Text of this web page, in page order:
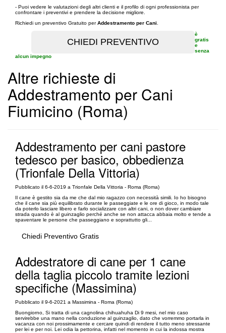
- Puoi vedere le valutazioni degli altri clienti e il profilo di ogni professionista per
confrontare i preventivi e prendere la decisione migliore.
Richiedi un preventivo Gratuito perAddestramento per Cani
è
gratis
e
senza
alcun impegno
Altre richieste di
Addestramento per Cani
Fiumicino (Roma)
Addestramento per cani pastore
tedesco per basico, obbedienza
(Trionfale Della Vittoria)
Pubblicato il 6-6-2019 a Trionfale Della Vittoria - Roma (Roma)
Il cane è gestito sia da me che dal mio ragazzo con necessità simili. Io ho bisogno
che il cane sia più equilibrato durante le passeggiate e le ore di gioco, in modo tale
da poterlo lasciare libero e farlo socializzare con altri cani, o non dover cambiare
strada quando è al guinzaglio perché anche se non attacca abbaia molto e tende a
spaventare le persone che passeggiano e soprattutto gli...
Chiedi Preventivo Gratis
Addestratore di cane per 1 cane
della taglia piccolo tramite lezioni
specifiche (Massimina)
Pubblicato il 9-6-2021 a Massimina - Roma (Roma)
Buongiorno, Si tratta di una cagnolina chihuahuha Di 9 mesi, nel mio caso
servirebbe una mano nella conduzione al guinzaglio, dato che vorremmo portarla in
vacanza con noi prossimamente e cercare quindi di rendere il tutto meno stressante
per lei e per noi. Lei odia la pettorina, infatti nel momento in cui la indossa mostra